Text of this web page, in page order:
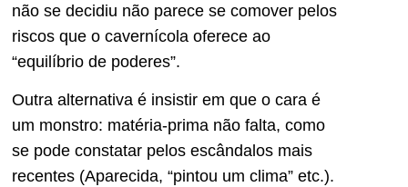
não se decidiu não parece se comover pelos
riscos que o cavernícola oferece ao
“equilíbrio de poderes”.
Outra alternativa é insistir em que o cara é
um monstro: matéria-prima não falta, como
se pode constatar pelos escândalos mais
recentes (Aparecida, “pintou um clima” etc.).